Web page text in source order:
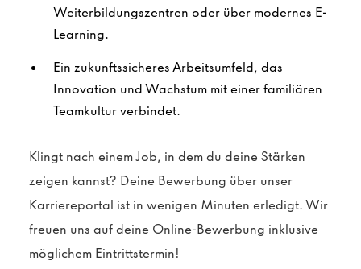
Weiterbildungszentren oder über modernes E-
Learning.
Ein zukunftssicheres Arbeitsumfeld, das
Innovation und Wachstum mit einer familiären
Teamkultur verbindet.
Klingt nach einem Job, in dem du deine Stärken
zeigen kannst? Deine Bewerbung über unser
Karriereportal ist in wenigen Minuten erledigt. Wir
freuen uns auf deine Online-Bewerbung inklusive
möglichem Eintrittstermin!